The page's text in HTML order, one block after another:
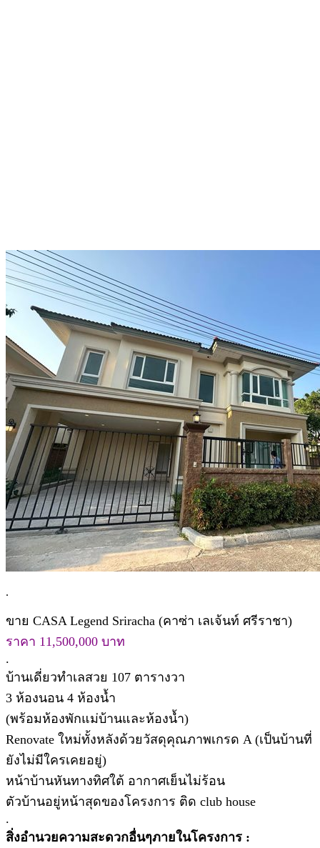
.
ขาย CASA Legend Sriracha (คาซ่า เลเจ้นท์ ศรีราชา)
ราคา 11,500,000 บาท
.
บ้านเดี่ยวทำเลสวย 107 ตารางวา
3 ห้องนอน 4 ห้องน้ำ
(พร้อมห้องพักแม่บ้านและห้องน้ำ)
Renovate ใหม่ทั้งหลังด้วยวัสดุคุณภาพเกรด A (เป็นบ้านที่
ยังไม่มีใครเคยอยู่)
หน้าบ้านหันทางทิศใต้ อากาศเย็นไม่ร้อน
ตัวบ้านอยู่หน้าสุดของโครงการ ติด club house
.
สิ่งอำนวยความสะดวกอื่นๆภายในโครงการ :